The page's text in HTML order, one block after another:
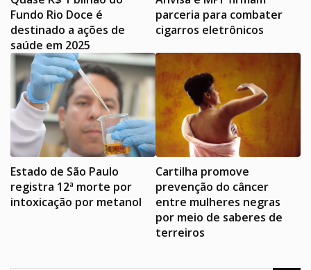
Fundo Rio Doce é
destinado a ações de
saúde em 2025
parceria para combater
cigarros eletrônicos
Estado de São Paulo
registra 12ª morte por
intoxicação por metanol
Cartilha promove
prevenção do câncer
entre mulheres negras
por meio de saberes de
terreiros